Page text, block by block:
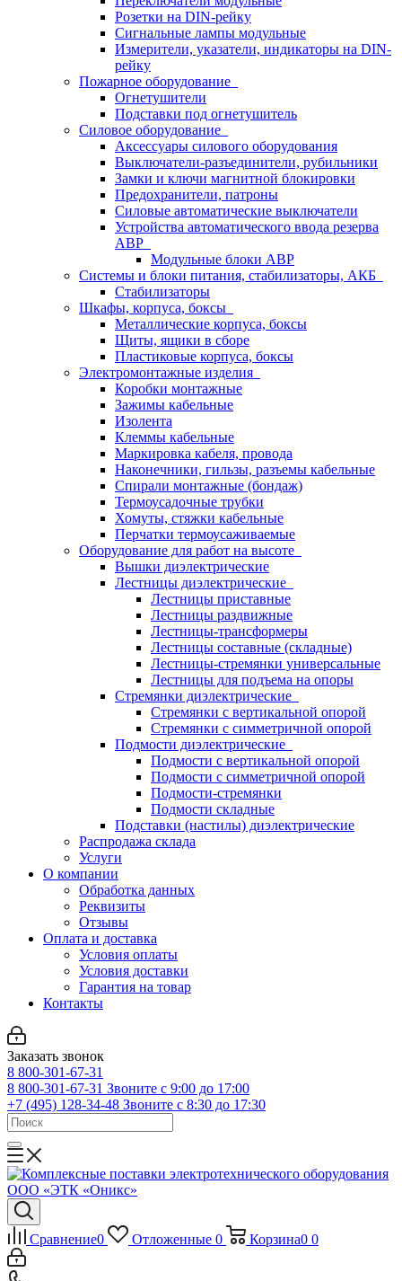
Розетки на DIN-рейку
Сигнальные лампы модульные
Измерители, указатели, индикаторы на DIN-
рейку
Пожарное оборудование
Огнетушители
Подставки под огнетушитель
Силовое оборудование
Аксессуары силового оборудования
Выключатели-разъединители, рубильники
Замки и ключи магнитной блокировки
Предохранители, патроны
Силовые автоматические выключатели
Устройства автоматического ввода резерва
АВР
Модульные блоки АВР
Системы и блоки питания, стабилизаторы, АКБ
Стабилизаторы
Шкафы, корпуса, боксы
Металлические корпуса, боксы
Щиты, ящики в сборе
Пластиковые корпуса, боксы
Электромонтажные изделия
Коробки монтажные
Зажимы кабельные
Изолента
Клеммы кабельные
Маркировка кабеля, провода
Наконечники, гильзы, разъемы кабельные
Спирали монтажные (бондаж)
Термоусадочные трубки
Хомуты, стяжки кабельные
Перчатки термоусаживаемые
Оборудование для работ на высоте
Вышки диэлектрические
Лестницы диэлектрические
Лестницы приставные
Лестницы раздвижные
Лестницы-трансформеры
Лестницы составные (складные)
Лестницы-стремянки универсальные
Лестницы для подъема на опоры
Стремянки диэлектрические
Стремянки с вертикальной опорой
Стремянки с симметричной опорой
Подмости диэлектрические
Подмости с вертикальной опорой
Подмости с симметричной опорой
Подмости-стремянки
Подмости складные
Подставки (настилы) диэлектрические
Распродажа склада
Услуги
О компании
Обработка данных
Реквизиты
Отзывы
Оплата и доставка
Условия оплаты
Условия доставки
Гарантия на товар
Контакты
Заказать звонок
8 800-301-67-31
8 800-301-67-31 Звоните с 9:00 до 17:00
+7 (495) 128-34-48 Звоните с 8:30 до 17:30
Сравнение0 Отложенные 0 Корзина0 0